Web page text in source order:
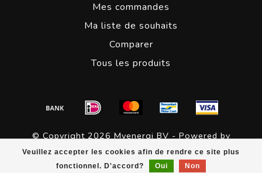
Veuillez accepter les cookies afin de rendre ce site plus
fonctionnel. D'accord?
Oui Non
Mes commandes
Ma liste de souhaits
Comparer
Tous les produits
© Copyright 2026 Myenergi BV - Powered by
Lightspeed- Theme by Dyvelopment